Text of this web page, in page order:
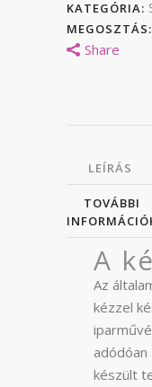
KATEGÓRIA:
MEGOSZTÁS:
Share
LEÍRÁS
TOVÁBBI
INFORMÁCIÓK
A
Az
kézzel
adódóan
készült